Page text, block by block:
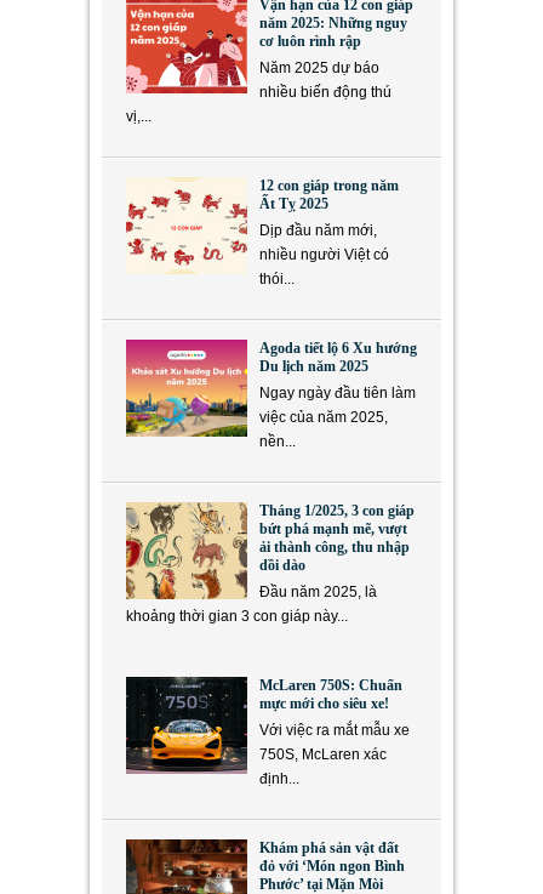
Vận hạn của 12 con giáp
năm 2025: Những nguy
cơ luôn rình rập
Năm 2025 dự báo
nhiều biến động thú
vị,...
12 con giáp trong năm
Ất Tỵ 2025
Dịp đầu năm mới,
nhiều người Việt có
thói...
Agoda tiết lộ 6 Xu hướng
Du lịch năm 2025
Ngay ngày đầu tiên làm
việc của năm 2025,
nền...
Tháng 1/2025, 3 con giáp
bứt phá mạnh mẽ, vượt
ải thành công, thu nhập
dồi dào
Đầu năm 2025, là
khoảng thời gian 3 con giáp này...
McLaren 750S: Chuẩn
mực mới cho siêu xe!
Với việc ra mắt mẫu xe
750S, McLaren xác
định...
Khám phá sản vật đất
đỏ với ‘Món ngon Bình
Phước’ tại Mặn Mòi